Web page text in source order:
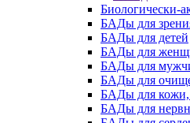
Биологически-
БАДы для
БАДы для детей
БАДы для
БАДы для
БАДы для
БАДы для кожи,
БАДы для